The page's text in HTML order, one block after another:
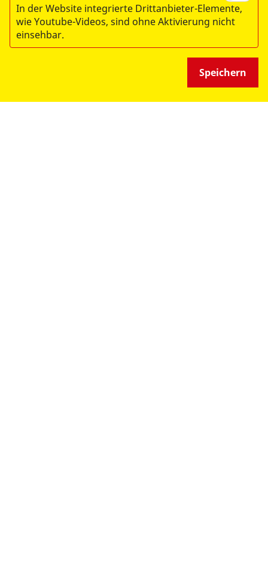
Datenschutz
Medizinproduktesicherheit
In der Website integrierte Drittanbieter-Elemente,
wie Youtube-Videos, sind ohne Aktivierung nicht
einsehbar.
Speichern